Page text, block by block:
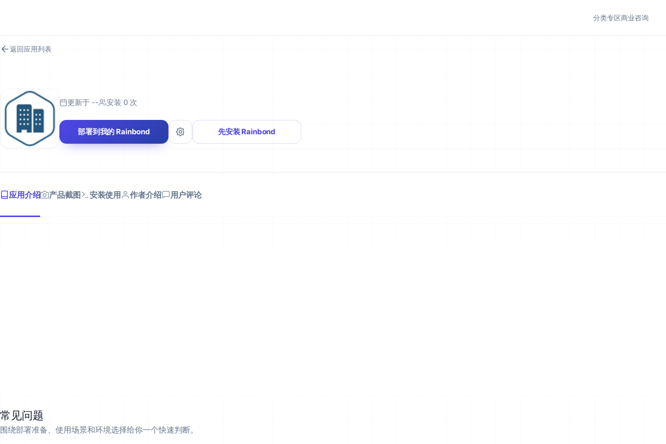
分类专区商业咨询
返回应用列表
更新于 -- 安装 0 次
部署到我的 Rainbond 先安装 Rainbond
应用介绍 产品截图 安装使用 作者介绍 用户评论
常见问题
围绕部署准备、使用场景和环境选择给你一个快速判断。